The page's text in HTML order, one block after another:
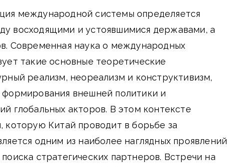
международной системы определяется
восходящими и устоявшимися державами, а
Современная наука о международных
такие основные теоретические
реализм, неореализм и конструктивизм,
внешней политики и
глобальных акторов. В этом контексте
которую Китай проводит в борьбе за
одним из наиболее наглядных проявлений
стратегических партнеров. Встречи на